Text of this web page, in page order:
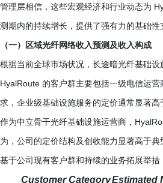
管理层相信，这些宏观经济和行业动态为
测期内的持续增长，提供了强有力的基础性
（一）区域光纤网络收入预测及收入构成
根据当前全球市场状况，长途暗光纤基础
HyalRoute 的客户群主要包括一级电信运
求，企业级基础设施服务的定价通常显著高
作为中立骨干光纤基础设施运营商，
为，公司的定价结构及创收能力显著高于典
基于公司现有客户群和持续的业务拓展举
Customer CategoryEstimated